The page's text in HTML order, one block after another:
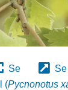
Se
(Pycnonotus